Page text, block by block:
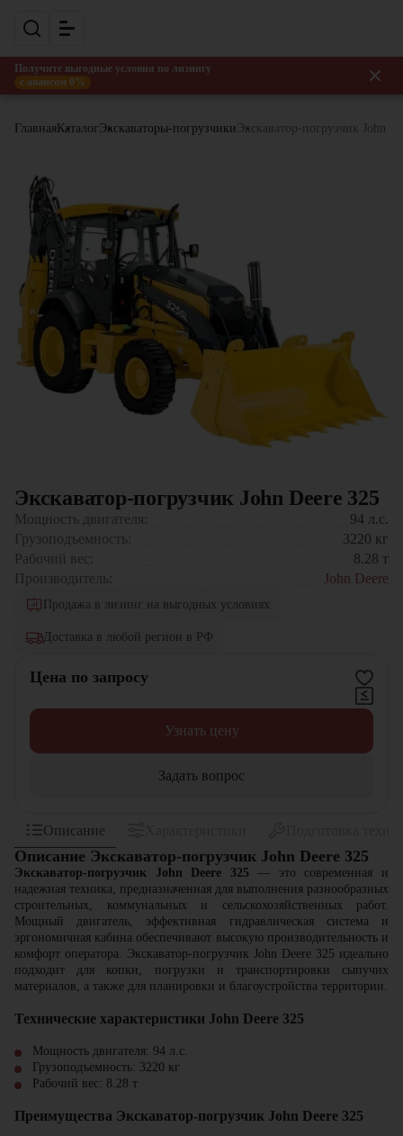
Получите выгодные условия по лизингу
с авансом 0%
Главная КаталогЭкскаваторы-погрузчики Экскаватор-погрузчик John
Экскаватор-погрузчик John Deere 325
Мощность двигателя: 94 л.с.
Грузоподъемность:
3220 кг
Рабочий вес:
8.28 т
Производитель:
John Deere
Продажа в лизинг на выгодных условиях
Доставка в любой регион в РФ
Цена по запросу
Узнать цену
Задать вопрос
Описание
Описание Экскаватор-погрузчик John Deere 325
Экскаватор-погрузчик John Deere 325 — это современная и
надежная техника, предназначенная для выполнения разнообразных
строительных, коммунальных и сельскохозяйственных работ.
Мощный двигатель, эффективная гидравлическая система и
эргономичная кабина обеспечивают высокую производительность и
комфорт оператора. Экскаватор-погрузчик John Deere 325 идеально
подходит для копки, погрузки и транспортировки сыпучих
материалов, а также для планировки и благоустройства территории.
Технические характеристики John Deere 325
Мощность двигателя: 94 л.с.
Грузоподъемность: 3220 кг
Рабочий вес: 8.28 т
Преимущества Экскаватор-погрузчик John Deere 325